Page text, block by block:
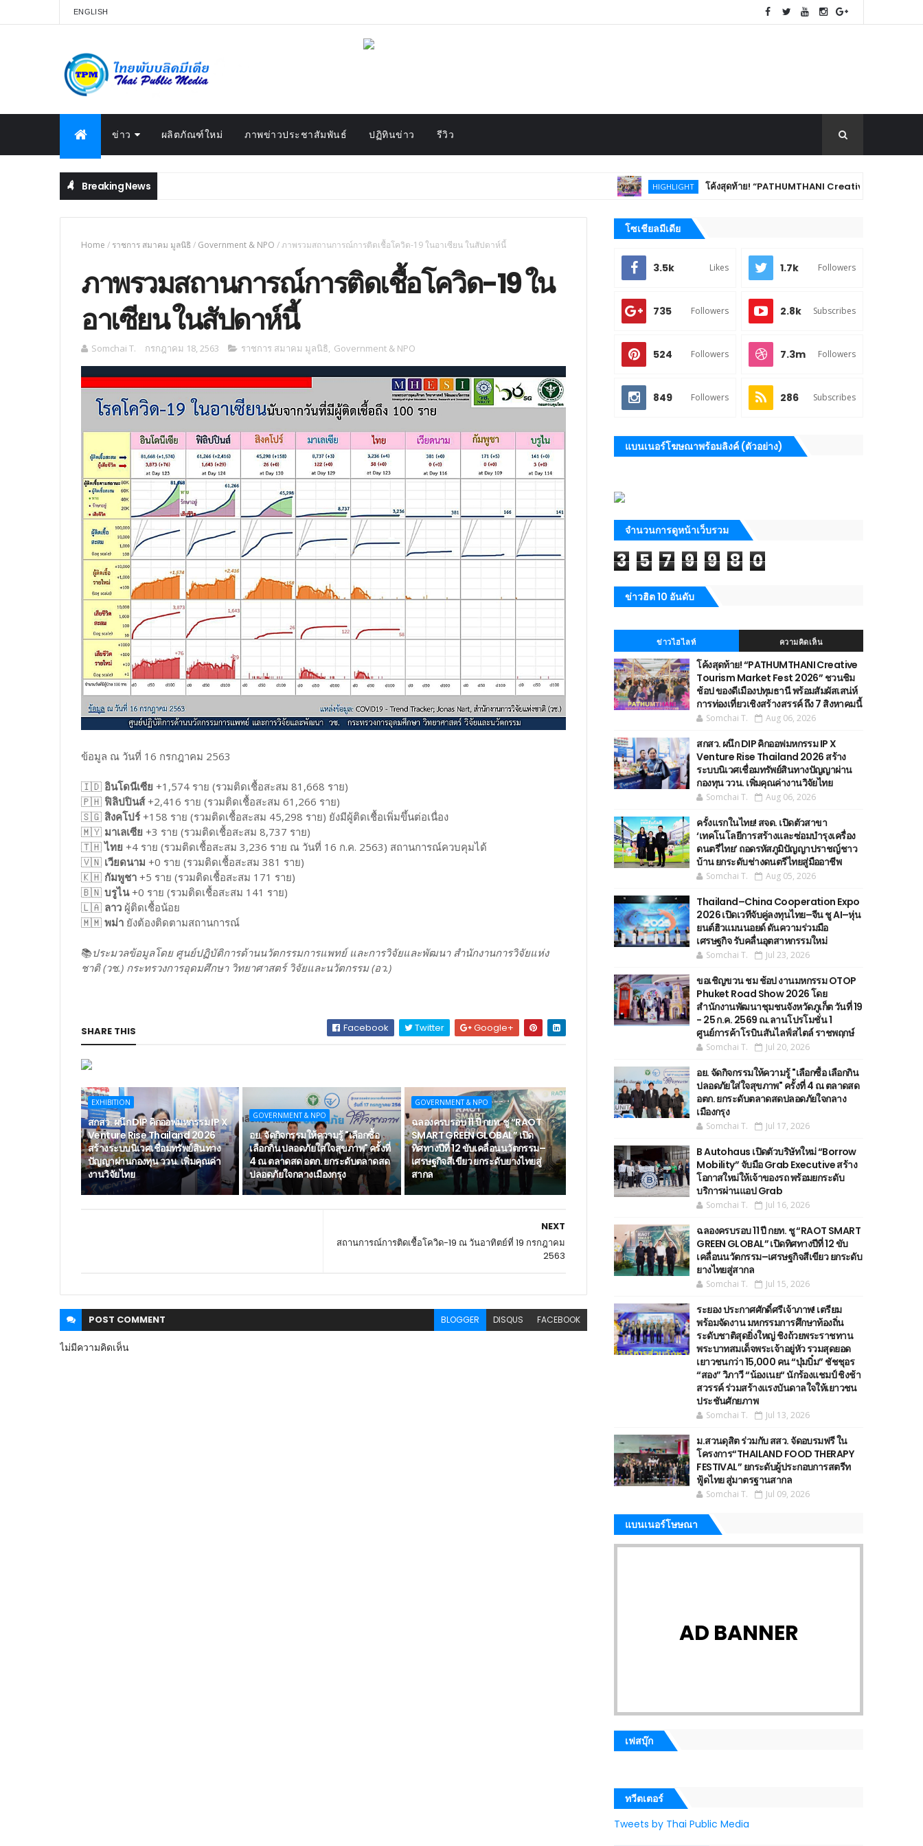
ENGLISH
ข่าว ผลิตภัณฑ์ใหม่ ภาพข่าวประชาสัมพันธ์ ปฏิทินข่าว รีวิว
Breaking News HIGHLIGHT โค้งสุดท้าย! “PATHUMTHANI Creative Tourism Market
Home / ราชการ สมาคม มูลนิธิ / Government & NPO /ภาพรวมสถานการณ์การติดเชื้อโควิด-19 ในอาเซียน ในสัปดาห์นี้
ภาพรวมสถานการณ์การติดเชื้อโควิด-19 ใน
อาเซียน ในสัปดาห์นี้
Somchai T. กรกฎาคม 18, 2563 ราชการ สมาคม มูลนิธิ, Government & NPO
ข้อมูล ณ วันที่ 16 กรกฎาคม 2563
🇮🇩 อินโดนีเซีย +1,574 ราย (รวมติดเชื้อสะสม 81,668 ราย)
🇵🇭 ฟิลิปปินส์+2,416 ราย (รวมติดเชื้อสะสม 61,266 ราย)
🇸🇬 สิงคโปร์+158 ราย (รวมติดเชื้อสะสม 45,298 ราย) ยังมีผู้ติดเชื้อเพิ่มขึ้นต่อเนื่อง
🇲🇾 มาเลเซีย +3 ราย (รวมติดเชื้อสะสม 8,737 ราย)
🇹🇭ไทย +4 ราย (รวมติดเชื้อสะสม 3,236 ราย ณ วันที่ 16 ก.ค. 2563) สถานการณ์ควบคุมได้
🇻🇳 เวียดนาม +0 ราย (รวมติดเชื้อสะสม 381 ราย)
🇰🇭 กัมพูชา +5 ราย (รวมติดเชื้อสะสม 171 ราย)
🇧🇳 บรูไน+0 ราย (รวมติดเชื้อสะสม 141 ราย)
🇱🇦 ลาว ผู้ติดเชื้อน้อย
🇲🇲 พม่า ยังต้องติดตามสถานการณ์
📚ประมวลข้อมูลโดย ศูนย์ปฏิบัติการด้านนวัตกรรมการแพทย์ และการวิจัยและพัฒนา สำนักงานการวิจัยแห่ง
ชาติ (วช.) กระทรวงการอุดมศึกษา วิทยาศาสตร์ วิจัยและนวัตกรรม (อว.)
SHARE THIS Facebook Twitter Google+
EXHIBITION
สกสว. ผนึก DIP คิกออฟมหกรรม IP X
Venture Rise Thailand 2026
สร้างระบบนิเวศเชื่อมทรัพย์สินทาง
ปัญญาผ่านกองทุน ววน. เพิ่มคุณค่า
งานวิจัยไทย
GOVERNMENT & NPO
อย. จัดกิจกรรมให้ความรู้ "เลือกซื้อ
เลือกกิน ปลอดภัยใส่ใจสุขภาพ" ครั้งที่
4 ณ ตลาดสด อตก. ยกระดับตลาดสด
ปลอดภัยใจกลางเมืองกรุง
GOVERNMENT & NPO
ฉลองครบรอบ 11 ปี กยท. ชู “RAOT
SMART GREEN GLOBAL” เปิด
ทิศทางปีที่ 12 ขับเคลื่อนนวัตกรรม–
เศรษฐกิจสีเขียว ยกระดับยางไทยสู่
สากล
NEXT
สถานการณ์การติดเชื้อโควิด-19 ณ วันอาทิตย์ที่ 19 กรกฎาคม
2563
POST COMMENT BLOGGER DISQUS FACEBOOK
ไม่มีความคิดเห็น
โซเชียลมีเดีย
3.5k Likes 1.7k Followers
735 Followers 2.8k Subscribes
524 Followers 7.3m Followers
849 Followers 286 Subscribes
แบนเนอร์โฆษณาพร้อมลิงค์ (ตัวอย่าง)
จำนวนการดูหน้าเว็บรวม
3 5 7 9 9 8 0
ข่าวฮิต 10 อันดับ
ข่าวไฮไลท์ ความคิดเห็น
โค้งสุดท้าย! “PATHUMTHANI Creative
Tourism Market Fest 2026” ชวนชิม
ช้อป ของดีเมืองปทุมธานี พร้อมสัมผัสเสน่ห์
การท่องเที่ยวเชิงสร้างสรรค์ ถึง 7 สิงหาคมนี้
Somchai T. Aug 06, 2026
สกสว. ผนึก DIP คิกออฟมหกรรม IP X
Venture Rise Thailand 2026 สร้าง
ระบบนิเวศเชื่อมทรัพย์สินทางปัญญาผ่าน
กองทุน ววน. เพิ่มคุณค่างานวิจัยไทย
Somchai T. Aug 06, 2026
ครั้งแรกในไทย! สจด. เปิดตัวสาขา
‘เทคโนโลยีการสร้างและซ่อมบำรุงเครื่อง
ดนตรีไทย’ ​ถอดรหัสภูมิปัญญาปราชญ์ชาว
บ้าน ยกระดับช่างดนตรีไทยสู่มืออาชีพ
Somchai T. Aug 05, 2026
Thailand–China Cooperation Expo
2026 เปิดเวทีจับคู่ลงทุนไทย–จีน ชู AI–หุ่น
ยนต์ฮิวแมนนอยด์ ดันความร่วมมือ
เศรษฐกิจ รับคลื่นอุตสาหกรรมใหม่
Somchai T. Jul 23, 2026
ขอเชิญขวน ชม ช้อป งานมหกรรม OTOP
Phuket Road Show 2026 โดย
สำนักงานพัฒนาชุมชนจังหวัดภูเก็ต วันที่ 19
- 25 ก.ค. 2569 ณ.ลานโปรโมชั่น 1
ศูนย์การค้าโรบินสันไลฟ์สไตล์ ราชพฤกษ์
Somchai T. Jul 20, 2026
อย. จัดกิจกรรมให้ความรู้ "เลือกซื้อ เลือกกิน
ปลอดภัยใส่ใจสุขภาพ" ครั้งที่ 4 ณ ตลาดสด
อตก. ยกระดับตลาดสดปลอดภัยใจกลาง
เมืองกรุง
Somchai T. Jul 17, 2026
B Autohaus เปิดตัวบริษัทใหม่ “Borrow
Mobility” จับมือ Grab Executive สร้าง
โอกาสใหม่ให้เจ้าของรถ พร้อมยกระดับ
บริการผ่านแอป Grab
Somchai T. Jul 16, 2026
ฉลองครบรอบ 11 ปี กยท. ชู “RAOT SMART
GREEN GLOBAL” เปิดทิศทางปีที่ 12 ขับ
เคลื่อนนวัตกรรม–เศรษฐกิจสีเขียว ยกระดับ
ยางไทยสู่สากล
Somchai T. Jul 15, 2026
ระยอง ประกาศศักดิ์ศรีเจ้าภาพ! เตรียม
พร้อมจัดงาน มหกรรมการศึกษาท้องถิ่น
ระดับชาติสุดยิ่งใหญ่ ชิงถ้วยพระราชทาน
พระบาทสมเด็จพระเจ้าอยู่หัว รวมสุดยอด
เยาวชนกว่า 15,000 คน “บุ๋มบิ๋ม” ชัชชุอร
“สอง” วิภาวี “น้องเนย“ นักร้องแชมป์ ชิงช้า
สวรรค์ ร่วมสร้างแรงบันดาลใจให้เยาวชน
ประชันศักยภาพ
Somchai T. Jul 13, 2026
ม.สวนดุสิต ร่วมกับ สสว. จัดอบรมฟรี ใน
โครงการ“THAILAND FOOD THERAPY
FESTIVAL” ยกระดับผู้ประกอบการสตรีท
ฟู้ดไทย สู่มาตรฐานสากล
Somchai T. Jul 09, 2026
แบนเนอร์โษษณา
AD BANNER
เฟสบุ๊ก
ทวีตเตอร์
Tweets by Thai Public Media